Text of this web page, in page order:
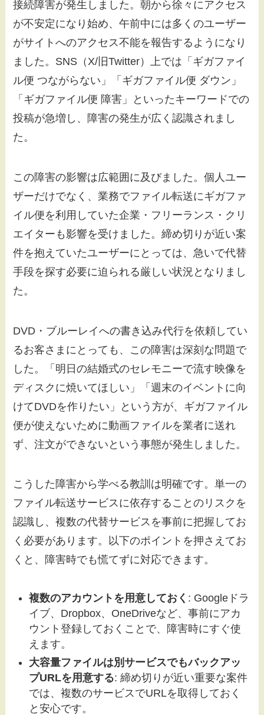
接続障害が発生しました。朝から徐々にアクセス
が不安定になり始め、午前中には多くのユーザー
がサイトへのアクセス不能を報告するようになり
ました。SNS（X/旧Twitter）上では「ギガファイ
ル便 つながらない」「ギガファイル便 ダウン」
「ギガファイル便 障害」といったキーワードでの
投稿が急増し、障害の発生が広く認識されまし
た。
この障害の影響は広範囲に及びました。個人ユー
ザーだけでなく、業務でファイル転送にギガファ
イル便を利用していた企業・フリーランス・クリ
エイターも影響を受けました。締め切りが近い案
件を抱えていたユーザーにとっては、急いで代替
手段を探す必要に迫られる厳しい状況となりまし
た。
DVD・ブルーレイへの書き込み代行を依頼してい
るお客さまにとっても、この障害は深刻な問題で
した。「明日の結婚式のセレモニーで流す映像を
ディスクに焼いてほしい」「週末のイベントに向
けてDVDを作りたい」という方が、ギガファイル
便が使えないために動画ファイルを業者に送れ
ず、注文ができないという事態が発生しました。
こうした障害から学べる教訓は明確です。単一の
ファイル転送サービスに依存することのリスクを
認識し、複数の代替サービスを事前に把握してお
く必要があります。以下のポイントを押さえてお
くと、障害時でも慌てずに対応できます。
複数のアカウントを用意しておく : Googleドラ
イブ、Dropbox、OneDriveなど、事前にアカ
ウント登録しておくことで、障害時にすぐ使
えます。
大容量ファイルは別サービスでもバックアッ
プURLを用意する: 締め切りが近い重要な案件
では、複数のサービスでURLを取得しておく
と安心です。